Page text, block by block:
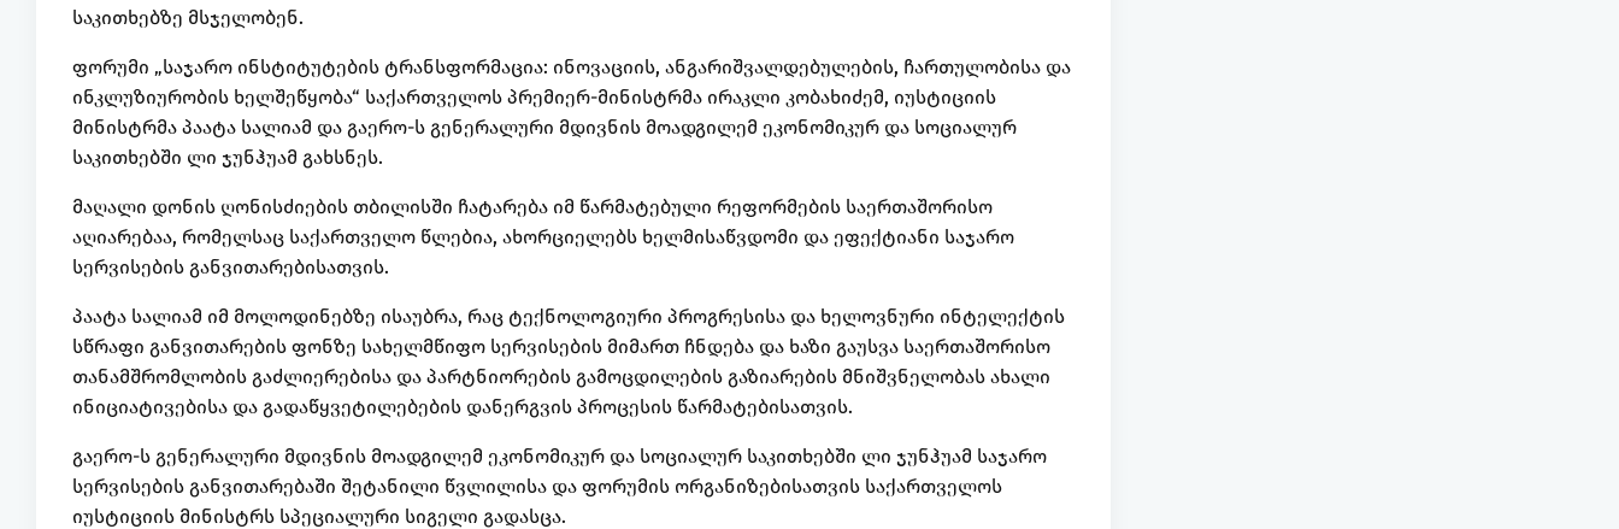
საკითხებზე მსჯელობენ.
ფორუმი „საჯარო ინსტიტუტების ტრანსფორმაცია: ინოვაციის, ანგარიშვალდებულების, ჩართულობისა და
ინკლუზიურობის ხელშეწყობა“ საქართველოს პრემიერ-მინისტრმა ირაკლი კობახიძემ, იუსტიციის
მინისტრმა პაატა სალიამ და გაერო-ს გენერალური მდივნის მოადგილემ ეკონომიკურ და სოციალურ
საკითხებში ლი ჯუნჰუამ გახსნეს.
მაღალი დონის ღონისძიების თბილისში ჩატარება იმ წარმატებული რეფორმების საერთაშორისო
აღიარებაა, რომელსაც საქართველო წლებია, ახორციელებს ხელმისაწვდომი და ეფექტიანი საჯარო
სერვისების განვითარებისათვის.
პაატა სალიამ იმ მოლოდინებზე ისაუბრა, რაც ტექნოლოგიური პროგრესისა და ხელოვნური ინტელექტის
სწრაფი განვითარების ფონზე სახელმწიფო სერვისების მიმართ ჩნდება და ხაზი გაუსვა საერთაშორისო
თანამშრომლობის გაძლიერებისა და პარტნიორების გამოცდილების გაზიარების მნიშვნელობას ახალი
ინიციატივებისა და გადაწყვეტილებების დანერგვის პროცესის წარმატებისათვის.
გაერო-ს გენერალური მდივნის მოადგილემ ეკონომიკურ და სოციალურ საკითხებში ლი ჯუნჰუამ საჯარო
სერვისების განვითარებაში შეტანილი წვლილისა და ფორუმის ორგანიზებისათვის საქართველოს
იუსტიციის მინისტრს სპეციალური სიგელი გადასცა.